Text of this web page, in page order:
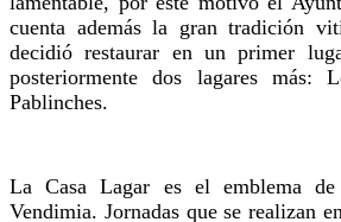
cuenta además la gran tradición
decidió restaurar en un primer
posteriormente dos lagares más:
Pablinches.
La Casa Lagar es el emblema
Vendimia. Jornadas que se realizan